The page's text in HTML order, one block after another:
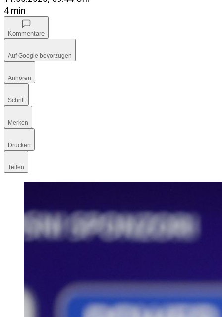
4 min
Kommentare
Auf Google bevorzugen
Anhören
Schrift
Merken
Drucken
Teilen